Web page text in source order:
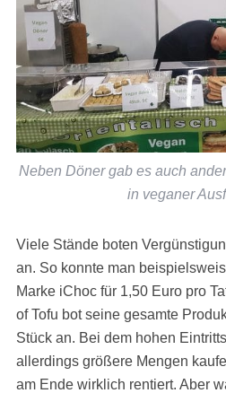
Neben Döner gab es auch
in veganer
Viele Stände boten
an. So konnte man
Marke iChoc für 1,50 Euro pro
of Tofu bot seine gesamte
Stück an. Bei dem hohen
allerdings größere Mengen
am Ende wirklich rentiert. Aber